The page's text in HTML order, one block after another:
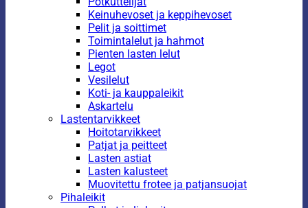
Keinuhevoset ja keppihevoset
Pelit ja soittimet
Toimintalelut ja hahmot
Pienten lasten lelut
Legot
Vesilelut
Koti- ja kauppaleikit
Askartelu
Lastentarvikkeet
Hoitotarvikkeet
Patjat ja peitteet
Lasten astiat
Lasten kalusteet
Muovitettu frotee ja patjansuojat
Pihaleikit